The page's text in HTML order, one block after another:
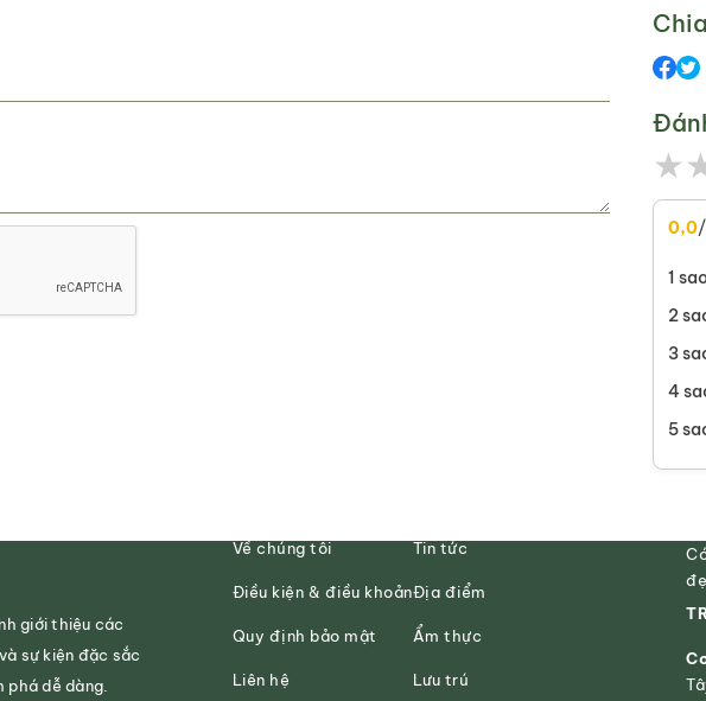
★
0,0
1
2
3
4
5
giới thiệu các
sự kiện đặc sắc
dễ dàng.
Về chúng tôi
Điều kiện & điều khoản
Quy định bảo mật
Liên hệ
Tin tức
Địa điểm
Ẩm thực
Lưu trú